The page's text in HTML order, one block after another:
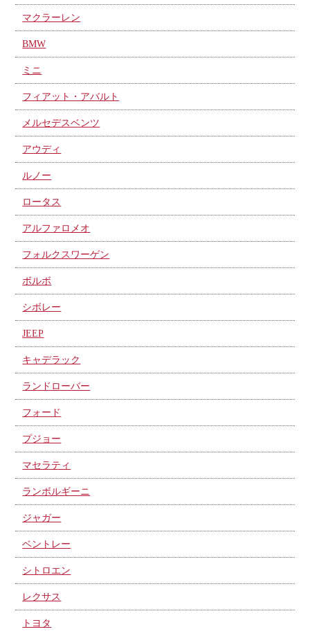
マクラーレン
BMW
ミニ
フィアット・アバルト
メルセデスベンツ
アウディ
ルノー
ロータス
アルファロメオ
フォルクスワーゲン
ボルボ
シボレー
JEEP
キャデラック
ランドローバー
フォード
プジョー
マセラティ
ランボルギーニ
ジャガー
ベントレー
シトロエン
レクサス
トヨタ